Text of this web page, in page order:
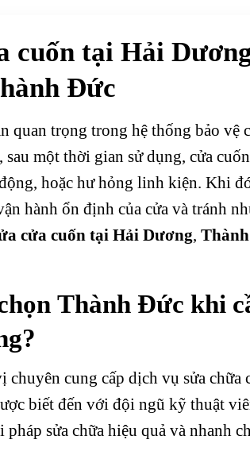
cuốn tại Hải
Đức
quan trọng trong hệ thống bảo vệ
sau một thời gian sử dụng, cửa
hoặc hư hỏng linh kiện. Khi
hành ổn định của cửa và tránh
cửa cuốn tại Hải Dương
Thành Đức khi
chuyên cung cấp dịch vụ sửa
biết đến với đội ngũ kỹ thuật
sửa chữa hiệu quả và nhanh